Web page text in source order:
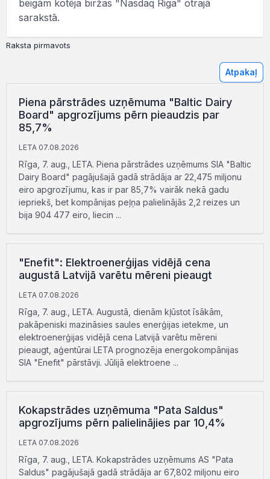
beigām kotēja biržas "Nasdaq Riga" otrajā
sarakstā.
Raksta pirmavots
Atpakaļ
Piena pārstrādes uzņēmuma "Baltic Dairy
Board" apgrozījums pērn pieaudzis par
85,7%
LETA 07.08.2026
Rīga, 7. aug., LETA. Piena pārstrādes uzņēmums SIA "Baltic
Dairy Board" pagājušajā gadā strādāja ar 22,475 miljonu
eiro apgrozījumu, kas ir par 85,7% vairāk nekā gadu
iepriekš, bet kompānijas peļņa palielinājās 2,2 reizes un
bija 904 477 eiro, liecin ...
"Enefit": Elektroenerģijas vidējā cena
augustā Latvijā varētu mēreni pieaugt
LETA 07.08.2026
Rīga, 7. aug., LETA. Augustā, dienām kļūstot īsākām,
pakāpeniski mazināsies saules enerģijas ietekme, un
elektroenerģijas vidējā cena Latvijā varētu mēreni
pieaugt, aģentūrai LETA prognozēja energokompānijas
SIA "Enefit" pārstāvji. Jūlijā elektroene ...
Kokapstrādes uzņēmuma "Pata Saldus"
apgrozījums pērn palielinājies par 10,4%
LETA 07.08.2026
Rīga, 7. aug., LETA. Kokapstrādes uzņēmums AS "Pata
Saldus" pagājušajā gadā strādāja ar 67,802 miljonu eiro